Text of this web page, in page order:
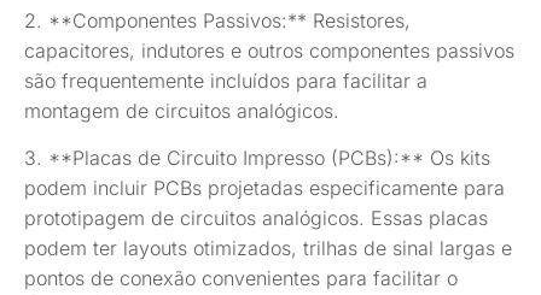
2. **Componentes Passivos:** Resistores,
capacitores, indutores e outros componentes passivos
são frequentemente incluídos para facilitar a
montagem de circuitos analógicos.
3. **Placas de Circuito Impresso (PCBs):** Os kits
podem incluir PCBs projetadas especificamente para
prototipagem de circuitos analógicos. Essas placas
podem ter layouts otimizados, trilhas de sinal largas e
pontos de conexão convenientes para facilitar o